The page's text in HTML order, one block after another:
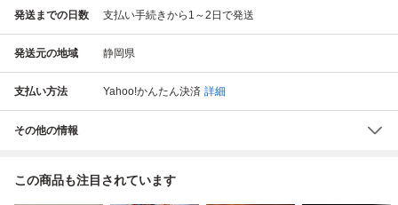
発送までの日数 支払い手続きから1～2日で発送
発送元の地域 静岡県
支払い方法 Yahoo!かんたん決済 詳細
その他の情報
この商品も注目されています